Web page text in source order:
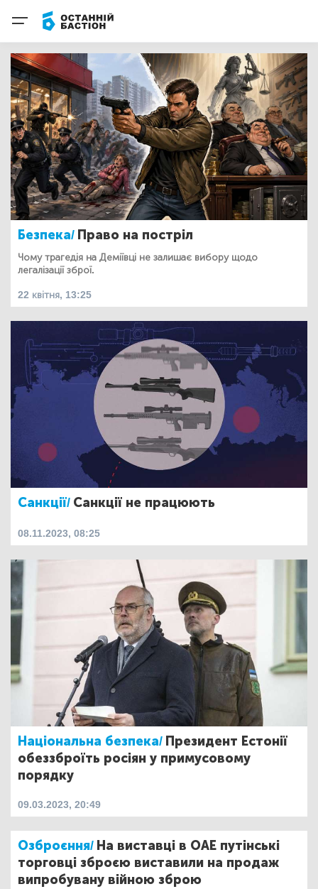
Безпека/ Право на постріл
Чому трагедія на Деміївці не залишає вибору щодо
легалізації зброї.
22 квітня, 13:25
Санкції/ Санкції не працюють
08.11.2023, 08:25
Національна безпека/ Президент Естонії
обеззброїть росіян у примусовому
порядку
09.03.2023, 20:49
Озброєння/ На виставці в ОАЕ путінські
торговці зброєю виставили на продаж
випробувану війною зброю